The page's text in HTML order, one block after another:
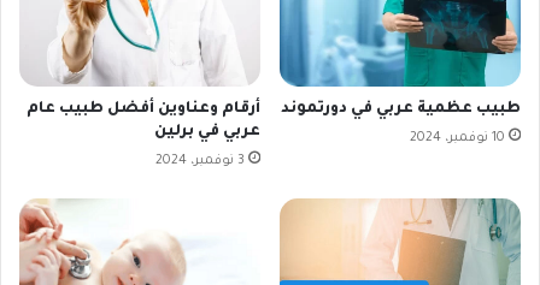
طبيب عظمية عربي في دورتموند
10 نوفمبر، 2024
أرقام وعناوين أفضل طبيب عام
عربي في برلين
3 نوفمبر، 2024